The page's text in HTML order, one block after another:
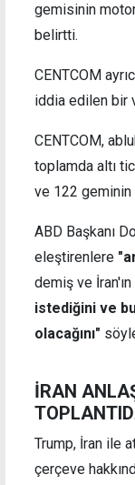
gemisinin
belirtti.
CENTCOM
iddia edilen bir
CENTCOM,
toplamda altı
ve 122
ABD Başkanı
eleştirenlere
demiş ve İran'ın
istediğini ve
olacağını"
İRAN
Trump, İran ile
çerçeve